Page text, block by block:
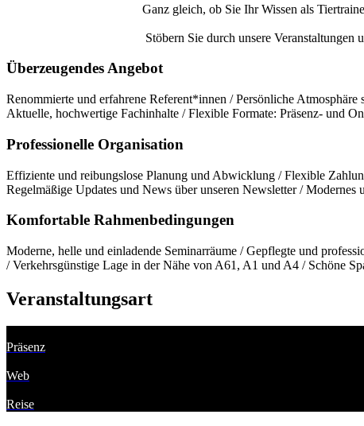
Ganz gleich, ob Sie Ihr Wissen als
Stöbern Sie durch unsere
Überzeugendes Angebot
Renommierte und erfahrene Referent*innen / Persönliche
Aktuelle, hochwertige Fachinhalte / Flexible Formate: Präsenz- und
Professionelle Organisation
Effiziente und reibungslose Planung und Abwicklung / Flexible
Regelmäßige Updates und News über unseren Newsletter /
Komfortable Rahmenbedingungen
Moderne, helle und einladende Seminarräume / Gepflegte und
/ Verkehrsgünstige Lage in der Nähe von A61, A1 und A4 / Schöne
Veranstaltungsart
Präsenz
Web
Reise